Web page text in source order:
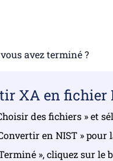
avez terminé ?
XA en fichier
des fichiers » et
en NIST »
», cliquez sur le